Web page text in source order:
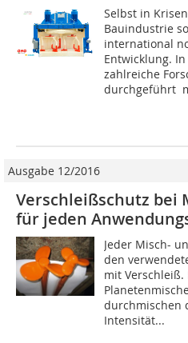
Selbst in
Bauindustrie
international
Entwicklung.
zahlreiche
durchgeführt 
Ausgabe 12/2016
Verschleißschutz bei
für jeden
Jeder Misch-
den
mit
durchmischen
Intensität...